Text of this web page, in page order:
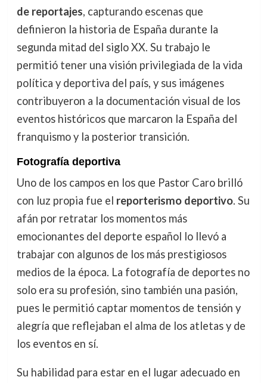
de reportajes, capturando escenas que
definieron la historia de España durante la
segunda mitad del siglo XX. Su trabajo le
permitió tener una visión privilegiada de la vida
política y deportiva del país, y sus imágenes
contribuyeron a la documentación visual de los
eventos históricos que marcaron la España del
franquismo y la posterior transición.
Fotografía deportiva
Uno de los campos en los que Pastor Caro brilló
con luz propia fue el reporterismo deportivo. Su
afán por retratar los momentos más
emocionantes del deporte español lo llevó a
trabajar con algunos de los más prestigiosos
medios de la época. La fotografía de deportes no
solo era su profesión, sino también una pasión,
pues le permitió captar momentos de tensión y
alegría que reflejaban el alma de los atletas y de
los eventos en sí.
Su habilidad para estar en el lugar adecuado en